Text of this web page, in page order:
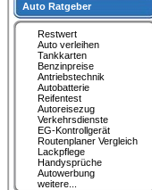
Auto Ratgeber
Restwert
Auto verleihen
Tankkarten
Benzinpreise
Antriebstechnik
Autobatterie
Reifentest
Autoreisezug
Verkehrsdienste
EG-Kontrollgerät
Routenplaner Vergleich
Lackpflege
Handysprüche
Autowerbung
weitere...